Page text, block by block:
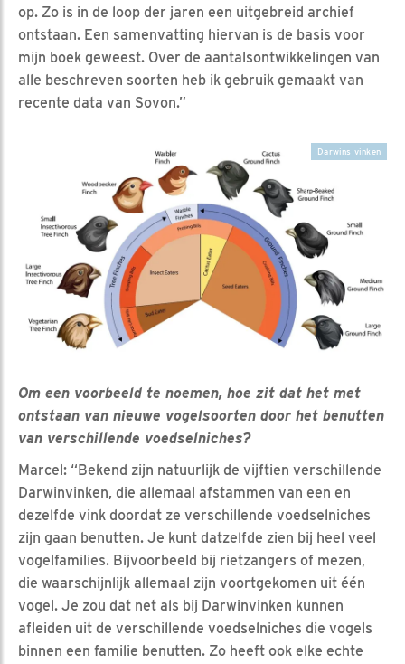
op. Zo is in de loop der jaren een uitgebreid archief
ontstaan. Een samenvatting hiervan is de basis voor
mijn boek geweest. Over de aantalsontwikkelingen van
alle beschreven soorten heb ik gebruik gemaakt van
recente data van Sovon.”
Darwins vinken
Om een voorbeeld te noemen, hoe zit dat het met
ontstaan van nieuwe vogelsoorten door het benutten
van verschillende voedselniches?
Marcel: “Bekend zijn natuurlijk de vijftien verschillende
Darwinvinken, die allemaal afstammen van een en
dezelfde vink doordat ze verschillende voedselniches
zijn gaan benutten. Je kunt datzelfde zien bij heel veel
vogelfamilies. Bijvoorbeeld bij rietzangers of mezen,
die waarschijnlijk allemaal zijn voortgekomen uit één
vogel. Je zou dat net als bij Darwinvinken kunnen
afleiden uit de verschillende voedselniches die vogels
binnen een familie benutten. Zo heeft ook elke echte